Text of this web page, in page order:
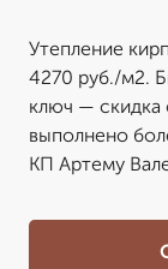
Утепление
4270 руб./м2.
ключ — скидка
выполнено
КП Артему